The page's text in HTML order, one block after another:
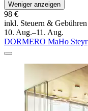
Weniger anzeigen
98 €
inkl. Steuern & Gebühren
10. Aug.–11. Aug.
DORMERO MaHo Steyr